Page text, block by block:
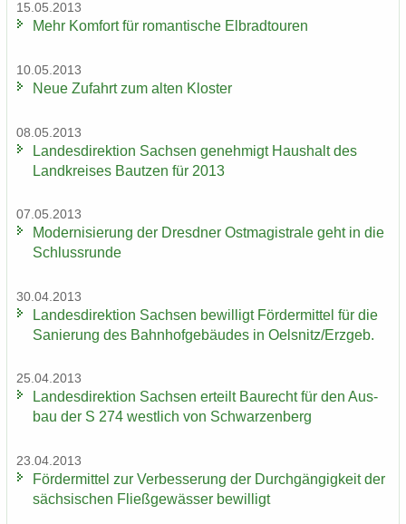
15.05.2013
Mehr Kom­fort für ro­man­ti­sche El­brad­tou­ren
10.05.2013
Neue Zu­fahrt zum alten Klos­ter
08.05.2013
Lan­des­di­rek­ti­on Sach­sen ge­neh­migt Haus­halt des
Land­krei­ses Baut­zen für 2013
07.05.2013
Mo­der­ni­sie­rung der Dresd­ner Ost­ma­gis­tra­le geht in die
Schluss­run­de
30.04.2013
Lan­des­di­rek­ti­on Sach­sen be­wil­ligt För­der­mit­tel für die
Sa­nie­rung des Bahn­hof­ge­bäu­des in Oels­nitz/Erz­geb.
25.04.2013
Lan­des­di­rek­ti­on Sach­sen er­teilt Bau­recht für den Aus­
bau der S 274 west­lich von Schwar­zen­berg
23.04.2013
För­der­mit­tel zur Ver­bes­se­rung der Durch­gän­gig­keit der
säch­si­schen Fließ­ge­wäs­ser be­wil­ligt